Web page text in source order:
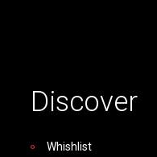
Discover
Whishlist